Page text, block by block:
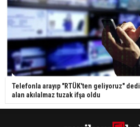
Telefonla arayıp "RTÜK'ten geliyoruz"
alan akılalmaz tuzak ifşa oldu